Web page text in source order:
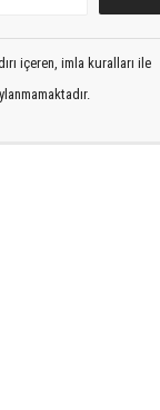
içeren, imla kuralları ile